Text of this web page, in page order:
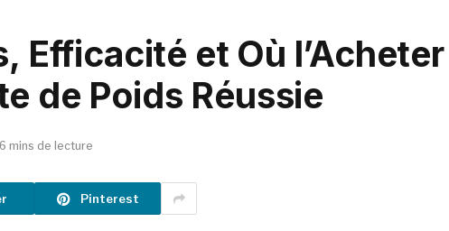
Efficacité et Où l’Acheter
de Poids Réussie
6 mins de lecture
Pinterest